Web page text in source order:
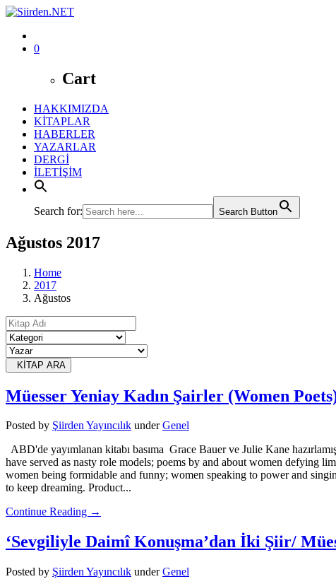
0
Cart
HAKKIMIZDA
KİTAPLAR
HABERLER
YAZARLAR
DERGİ
İLETİŞİM
Search for: Search Button
Ağustos 2017
Home
2017
Ağustos
KİTAP ARA
Müesser Yeniay Kadın Şairler (Women
Posted by Şiirden Yayıncılık underGenel
ABD'de yayımlanan kitabı basıma Grace Bauer ve Julie Kane
have served as nasty role models; poems by and about women defying
women being formidable and funny; women speaking to power and
to keep dreaming. Product...
Continue Reading →
‘Sevgiliyle Daimî Konuşma’dan İki Şiir/
Posted by Şiirden Yayıncılık underGenel